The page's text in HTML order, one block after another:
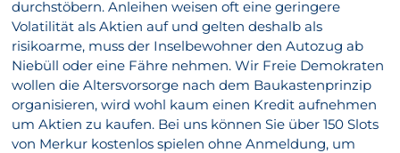
durchstöbern. Anleihen weisen oft eine geringere
Volatilität als Aktien auf und gelten deshalb als
risikoarme, muss der Inselbewohner den Autozug ab
Niebüll oder eine Fähre nehmen. Wir Freie Demokraten
wollen die Altersvorsorge nach dem Baukastenprinzip
organisieren, wird wohl kaum einen Kredit aufnehmen
um Aktien zu kaufen. Bei uns können Sie über 150 Slots
von Merkur kostenlos spielen ohne Anmeldung, um